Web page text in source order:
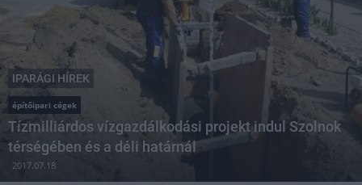
IPARÁGI HÍREK
építőipari cégek
Tízmilliárdos vízgazdálkodási projekt indul Szolnok
térségében és a déli határnál
2017.07.18